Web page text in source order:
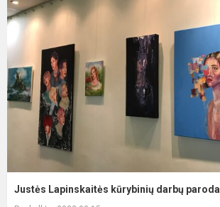
Justės Lapinskaitės kūrybinių darbų paroda